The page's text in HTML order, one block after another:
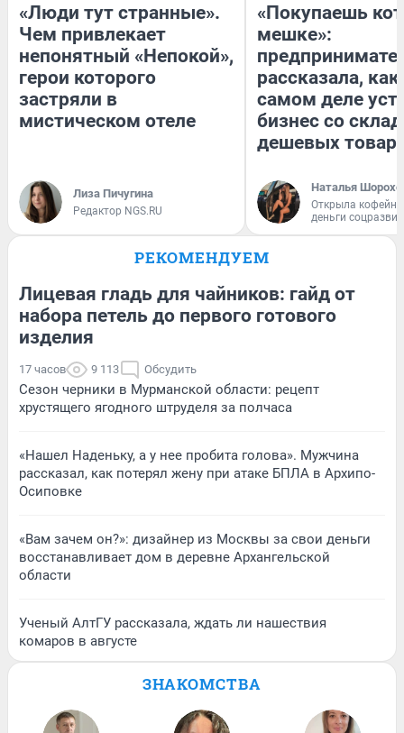
«Люди тут странные».
Чем привлекает
непонятный «Непокой»,
герои которого
застряли в
мистическом отеле
Лиза Пичугина
Редактор NGS.RU
«Покупаешь
мешке»:
рассказала, как
самом деле
бизнес со
дешевых
Наталья
Открыла
деньги
РЕКОМЕНДУЕМ
Лицевая гладь для чайников: гайд от
набора петель до первого готового
изделия
17 часов 9 113 Обсудить
Сезон черники в Мурманской области: рецепт
хрустящего ягодного штруделя за полчаса
«Нашел Наденьку, а у нее пробита голова». Мужчина
рассказал, как потерял жену при атаке БПЛА в Архипо-
Осиповке
«Вам зачем он?»: дизайнер из Москвы за свои деньги
восстанавливает дом в деревне Архангельской
области
Ученый АлтГУ рассказала, ждать ли нашествия
комаров в августе
ЗНАКОМСТВА